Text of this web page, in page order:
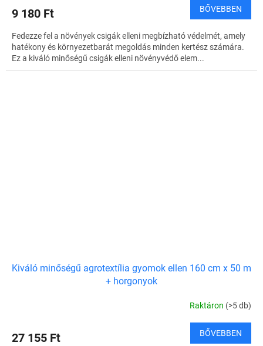
9 180 Ft BŐVEBBEN
Fedezze fel a növények csigák elleni megbízható védelmét, amely
hatékony és környezetbarát megoldás minden kertész számára.
Ez a kiváló minőségű csigák elleni növényvédő elem...
Kiváló minőségű agrotextília gyomok ellen 160 cm x 50 m
+ horgonyok
Raktáron (>5 db)
27 155 Ft BŐVEBBEN